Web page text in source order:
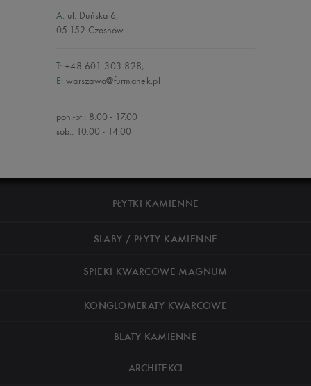
A: ul. Duńska 6,
05-152 Czosnów
T: +48 601 303 828,
E: warszawa@furmanek.pl
pon.-pt.: 8.00 - 17.00
sob.: 10.00 - 14.00
PŁYTKI KAMIENNE
SLABY / PŁYTY KAMIENNE
SPIEKI KWARCOWE MAGNUM
KONGLOMERATY KWARCOWE
BLATY KAMIENNE
ARCHITEKCI